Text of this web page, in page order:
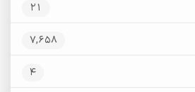
21
7,658
4